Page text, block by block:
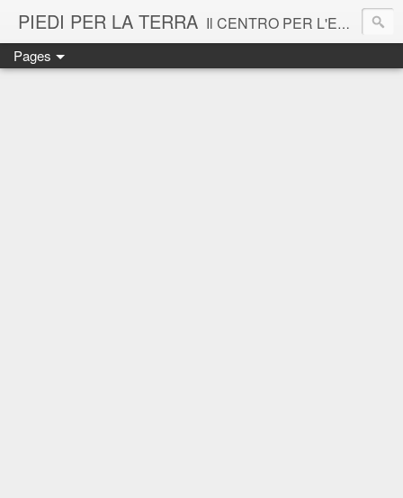
PIEDI PER LA TERRA Il CENTRO PER L'EDUCAZIONE ECOLOGICA - Comunità Rurale Urbana Vigna di San Martino - si propone come spazio laboratorio per il recupero e la condivisione della cultura della Terra secondo l'approccio Sistemico all' Ecologia: tra formazione, agricoltura, arte e pratiche della sostenibilità. Si rivolge a tutta la cittadinanza ed in particolare ai bambini. La Vigna di San Martino, cuore verde bio di sette ettari nel centro storico di Napoli, antico podere Certosa, è patrimonio dell'UNESCO.
Pages